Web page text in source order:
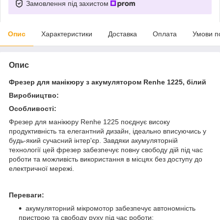
Замовлення під захистом
Опис Характеристики Доставка Оплата Умови
Опис
Фрезер для манікюру з акумулятором Renhe 1225, білий
Виробництво:
Особливості:
Фрезер для манікюру Renhe 1225 поєднує високу
продуктивність та елегантний дизайн, ідеально вписуючись у
будь-який сучасний інтер'єр. Завдяки акумуляторній
технології цей фрезер забезпечує повну свободу дій під час
роботи та можливість використання в місцях без доступу до
електричної мережі.
Переваги:
акумуляторний мікромотор забезпечує автономність
пристрою та свободу руху під час роботи;